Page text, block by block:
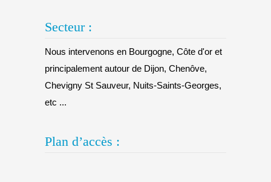
Secteur :
Nous intervenons en Bourgogne, Côte d'or et
principalement autour de Dijon, Chenôve,
Chevigny St Sauveur, Nuits-Saints-Georges,
etc ...
Plan d’accès :